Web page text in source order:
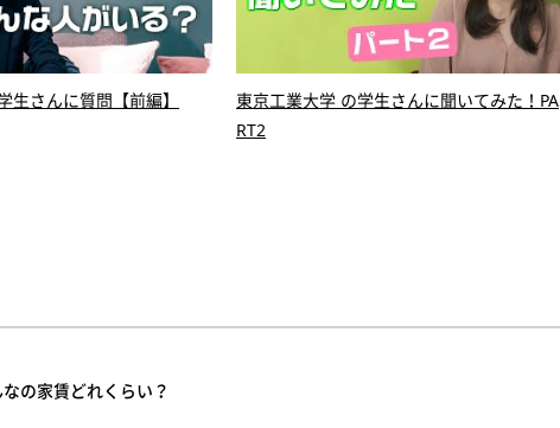
生さんに質問【前編】
東京工業大学 の学生さんに聞いてみた！PA
RT2
の家賃どれくらい？